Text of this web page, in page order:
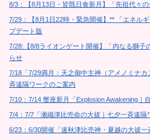
8/3：【8月13日・皆既日食新月】「先祖代々
7/29：【8月1日22時・緊急開催】** 「エネル
プデート版
7/28:【8/8ライオンゲート開催】「内なる獅子
らせ
7/18「7/29満月：天之御中主神（アメノミナ
斉遠隔ワークのご案内
7/10：7/14 蟹座新月「Explosion Awakening｜
7/4：7/7「瀬織津比売命の大祓｜七夕一斉遠隔
6/23：6/30開催「速秋津比売神・夏越の大祓